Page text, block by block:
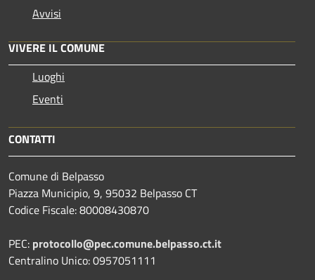
Avvisi
VIVERE IL COMUNE
Luoghi
Eventi
CONTATTI
Comune di Belpasso
Piazza Municipio, 9, 95032 Belpasso CT
Codice Fiscale: 80008430870
PEC: protocollo@pec.comune.belpasso.ct.it
Centralino Unico: 0957051111